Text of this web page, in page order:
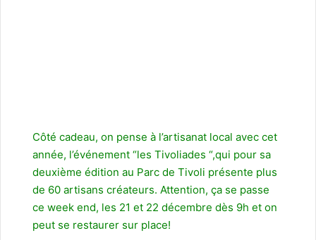
Côté cadeau, on pense à l’artisanat local avec cet
année, l’événement “les Tivoliades “,qui pour sa
deuxième édition au Parc de Tivoli présente plus
de 60 artisans créateurs. Attention, ça se passe
ce week end, les 21 et 22 décembre dès 9h et on
peut se restaurer sur place!